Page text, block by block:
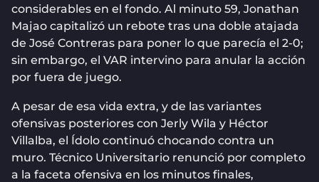
considerables en el fondo. Al minuto 59, Jonathan
Majao capitalizó un rebote tras una doble atajada
de José Contreras para poner lo que parecía el 2-0;
sin embargo, el VAR intervino para anular la acción
por fuera de juego.
A pesar de esa vida extra, y de las variantes
ofensivas posteriores con Jerly Wila y Héctor
Villalba, el Ídolo continuó chocando contra un
muro. Técnico Universitario renunció por completo
a la faceta ofensiva en los minutos finales,